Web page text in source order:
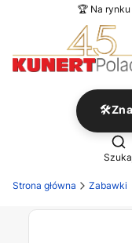
🏆 Na rynku
Strona główna Zabawki